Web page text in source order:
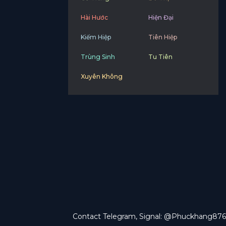
Hài Hước Hiện Đại
Kiếm Hiệp Tiên Hiệp
Trùng Sinh Tu Tiên
Xuyên Không
Contact Telegram, Signal: @Phuckhang876